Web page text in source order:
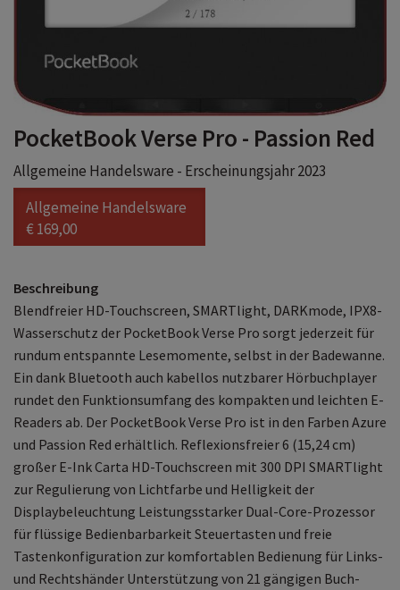
PocketBook Verse Pro - Passion Red
Allgemeine Handelsware - Erscheinungsjahr 2023
Allgemeine Handelsware
€ 169,00
Beschreibung
Blendfreier HD-Touchscreen, SMARTlight, DARKmode, IPX8-
Wasserschutz der PocketBook Verse Pro sorgt jederzeit für
rundum entspannte Lesemomente, selbst in der Badewanne.
Ein dank Bluetooth auch kabellos nutzbarer Hörbuchplayer
rundet den Funktionsumfang des kompakten und leichten E-
Readers ab. Der PocketBook Verse Pro ist in den Farben Azure
und Passion Red erhältlich. Reflexionsfreier 6 (15,24 cm)
großer E-Ink Carta HD-Touchscreen mit 300 DPI SMARTlight
zur Regulierung von Lichtfarbe und Helligkeit der
Displaybeleuchtung Leistungsstarker Dual-Core-Prozessor
für flüssige Bedienbarbarkeit Steuertasten und freie
Tastenkonfiguration zur komfortablen Bedienung für Links-
und Rechtshänder Unterstützung von 21 gängigen Buch-